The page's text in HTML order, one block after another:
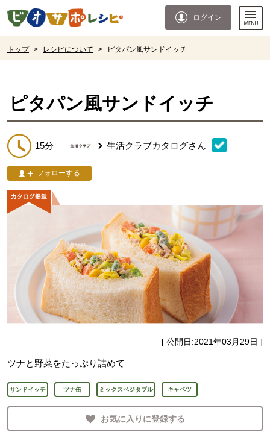
ページの先頭です。
ログイン
トップ > レシピについて > ピタパン風サンドイッチ
ピタパン風サンドイッチ
15分 生活クラブカタログさん
フォローする
[ 公開日:2021年03月29日 ]
ツナと野菜をたっぷり詰めて
サンドイッチ ツナ缶 ミックスベジタブル キャベツ
お気に入りに登録する